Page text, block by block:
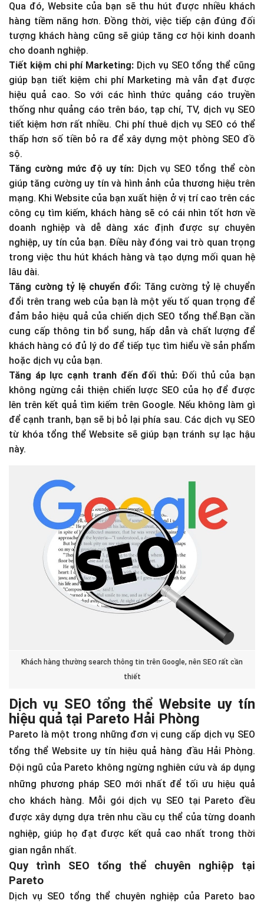
Qua đó, Website của bạn sẽ thu hút được nhiều khách
hàng tiềm năng hơn. Đồng thời, việc tiếp cận đúng đối
tượng khách hàng cũng sẽ giúp tăng cơ hội kinh doanh
cho doanh nghiệp.
Tiết kiệm chi phí Marketing: Dịch vụ SEO tổng thể cũng
giúp bạn tiết kiệm chi phí Marketing mà vẫn đạt được
hiệu quả cao. So với các hình thức quảng cáo truyền
thống như quảng cáo trên báo, tạp chí, TV, dịch vụ SEO
tiết kiệm hơn rất nhiều. Chi phí thuê dịch vụ SEO có thể
thấp hơn số tiền bỏ ra để xây dựng một phòng SEO đồ
sộ.
Tăng cường mức độ uy tín: Dịch vụ SEO tổng thể còn
giúp tăng cường uy tín và hình ảnh của thương hiệu trên
mạng. Khi Website của bạn xuất hiện ở vị trí cao trên các
công cụ tìm kiếm, khách hàng sẽ có cái nhìn tốt hơn về
doanh nghiệp và dễ dàng xác định được sự chuyên
nghiệp, uy tín của bạn. Điều này đóng vai trò quan trọng
trong việc thu hút khách hàng và tạo dựng mối quan hệ
lâu dài.
Tăng cường tỷ lệ chuyển đổi: Tăng cường tỷ lệ chuyển
đổi trên trang web của bạn là một yếu tố quan trọng để
đảm bảo hiệu quả của chiến dịch SEO tổng thể.Bạn cần
cung cấp thông tin bổ sung, hấp dẫn và chất lượng để
khách hàng có đủ lý do để tiếp tục tìm hiểu về sản phẩm
hoặc dịch vụ của bạn.
Tăng áp lực cạnh tranh đến đối thủ: Đối thủ của bạn
không ngừng cải thiện chiến lược SEO của họ để được
lên trên kết quả tìm kiếm trên Google. Nếu không làm gì
để cạnh tranh, bạn sẽ bị bỏ lại phía sau. Các dịch vụ SEO
từ khóa tổng thể Website sẽ giúp bạn tránh sự lạc hậu
này.
Khách hàng thường search thông tin trên Google, nên SEO rất cần
thiết
Dịch vụ SEO tổng thể Website uy tín
hiệu quả tại Pareto Hải Phòng
Pareto là một trong những đơn vị cung cấp dịch vụ SEO
tổng thể Website uy tín hiệu quả hàng đầu Hải Phòng.
Đội ngũ của Pareto không ngừng nghiên cứu và áp dụng
những phương pháp SEO mới nhất để tối ưu hiệu quả
cho khách hàng. Mỗi gói dịch vụ SEO tại Pareto đều
được xây dựng dựa trên nhu cầu cụ thể của từng doanh
nghiệp, giúp họ đạt được kết quả cao nhất trong thời
gian ngắn nhất.
Quy trình SEO tổng thể chuyên nghiệp tại
Pareto
Dịch vụ SEO tổng thể chuyên nghiệp của Pareto bao